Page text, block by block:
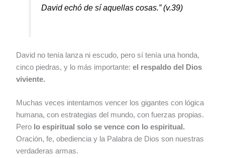
David echó de sí aquellas cosas.”(v.39)
David no tenía lanza ni escudo, pero sí tenía una honda,
cinco piedras, y lo más importante:el respaldo del Dios
viviente.
Muchas veces intentamos vencer los gigantes con lógica
humana, con estrategias del mundo, con fuerzas propias.
Pero lo espiritual solo se vence con lo espiritual.
Oración, fe, obediencia y la Palabra de Dios son nuestras
verdaderas armas.